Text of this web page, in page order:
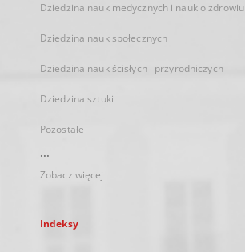
Dziedzina nauk medycznych i nauk o zdrowiu
Dziedzina nauk społecznych
Dziedzina nauk ścisłych i przyrodniczych
Dziedzina sztuki
Pozostałe
...
Zobacz więcej
Indeksy